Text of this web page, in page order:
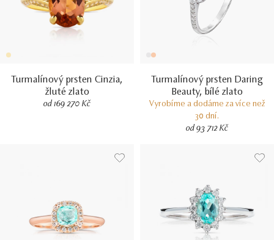
Turmalínový prsten Cinzia,
žluté zlato
od 169 270 Kč
Turmalínový prsten Daring
Beauty, bílé zlato
Vyrobíme a dodáme za více než
30 dní.
od 93 712 Kč